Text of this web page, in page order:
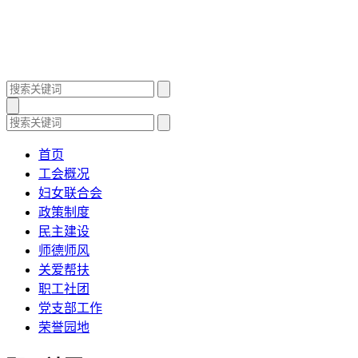
首页
工会概况
妇女联合会
政策制度
民主建设
师德师风
关爱帮扶
职工社团
党支部工作
荣誉园地